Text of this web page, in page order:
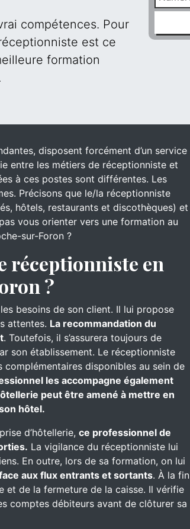
compétences. Pour
est ce
formation
disposent forcément d’un service
entre les métiers de réceptionniste et
à ces postes sont différentes. Les
Précisons que le/la réceptionniste
hôtels, restaurants et discothèques) et
vous orienter vers une formation au
sur-Foron ?
réceptionniste en
?
besoins de son client. Il lui propose
attentes. La recommandation du
. Toutefois, il s’assurera toujours de
son établissement. Le réceptionniste
disponibles au sein de
les accompagne également
peut être amené à mettre en
hôtel.
d’hôtellerie, ce professionnel de
La vigilance du réceptionniste lui
En outre, lors de sa formation, on lui
aux flux entrants et sortants. À la fin
et de la fermeture de la caisse. Il vérifie
comptes débiteurs avant de clôturer sa